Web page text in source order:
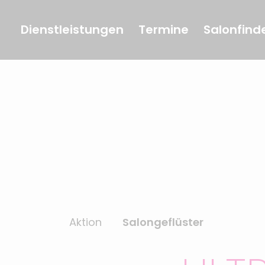
Dienstleistungen Termine
Aktion Salongeflüster